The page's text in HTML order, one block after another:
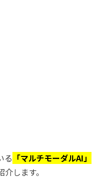
る 「マルチモーダルAI」
します。